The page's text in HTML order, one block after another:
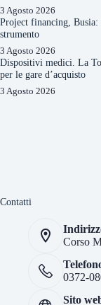
3 Agosto 2026
Project financing, Busia:
strumento
3 Agosto 2026
Dispositivi medici. La
per le gare d’acquisto
3 Agosto 2026
Contatti
Corso
0372-
Sito